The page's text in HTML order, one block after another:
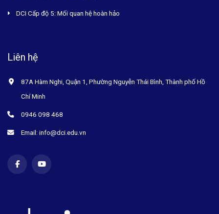
DCI Cấp độ 5: Mối quan hệ hoàn hảo
Liên hệ
87A Hàm Nghi, Quận 1, Phường Nguyễn Thái Bình, Thành phố Hồ
Chí Minh
0946 098 468
Email: info@dci.edu.vn